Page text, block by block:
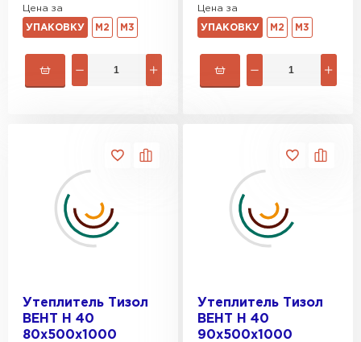
Цена за
УПАКОВКУ М2 М3
Цена за
УПАКОВКУ М2 М3
Утеплитель Тизол
ВЕНТ Н 40
80х500х1000
Утеплитель Тизол
ВЕНТ Н 40
90х500х1000
Утеплитель Изовол
ПЕРЕЙТИ
Утеплитель Термит
Утеплитель Xotpipe
Утеплитель Тимплэкс